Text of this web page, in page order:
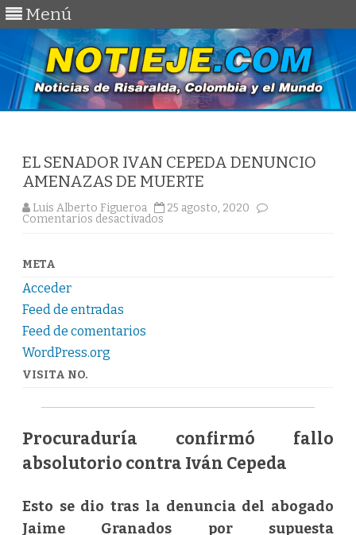
Menú
EL SENADOR IVAN CEPEDA DENUNCIO
AMENAZAS DE MUERTE
Luis Alberto Figueroa
25 agosto, 2020
Comentarios desactivados
META
Acceder
Feed de entradas
Feed de comentarios
WordPress.org
VISITA NO.
Procuraduría confirmó fallo
absolutorio contra Iván Cepeda
Esto se dio tras la denuncia del abogado
Jaime Granados por supuesta